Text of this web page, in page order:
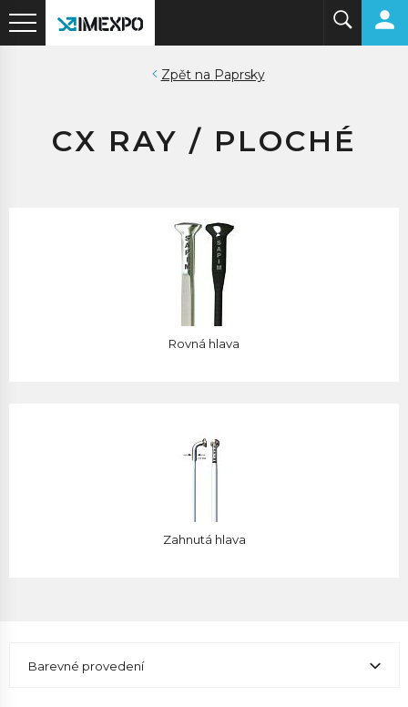
Paprsky
CX RAY / PLOCHÉ
Rovná hlava
Zahnutá hlava
Barevné provedení